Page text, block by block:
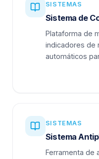
SISTEMAS
Sistema de
Plataforma de
indicadores de
automáticos
SISTEMAS
Sistema
Ferramenta de